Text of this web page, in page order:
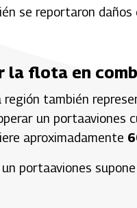
se reportaron
la flota en
también
un portaaviones
aproximadamente
portaaviones